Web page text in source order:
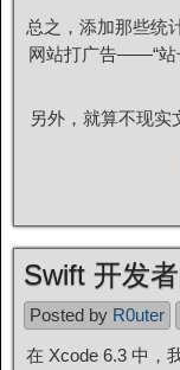
总之，添加那些统
网站打广告——“站
另外，就算不现
Swift 开发
Posted by R0uter
在 Xcode 6.3 中，